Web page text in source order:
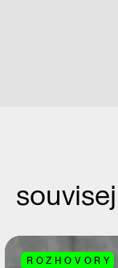
ROZHOVORY